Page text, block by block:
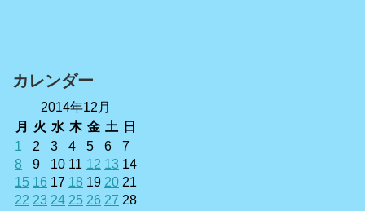
カレンダー
2014年12月
月
火 水 木 金 土 日
1 2 3 4 5 6
7
8
9 10 11 12 13 14
15 16 17 18 19 20 21
22 23 24 25 26 27 28